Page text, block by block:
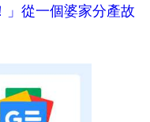
」從一個婆家分產故